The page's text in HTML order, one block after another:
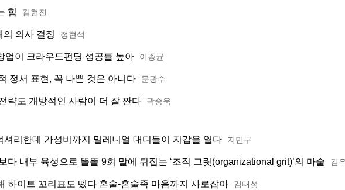
힘 김현진
의 의사 결정 정현석
업이 크라우드펀딩 성공률 높아 이종균
정서 표현, 꼭 나쁜 것은 아니다 문광수
략도 개방적인 사람이 더 잘 짠다 곽승욱
셔리한데 가성비까지 밀레니얼 대디들이 지갑을 열다 지민구
다 내부 육성으로 똘똘 9회 말에 뒤집는 ‘조직 그릿(organizational grit)’의 마술 김
하이트 꼬리표도 뗐다 혼술-홈술족 마음까지 사로잡아 김태성